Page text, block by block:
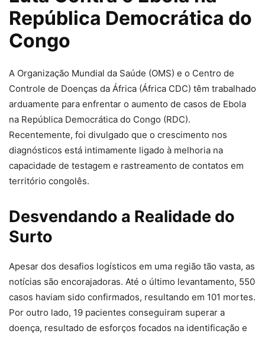
República Democrática do
Congo
A Organização Mundial da Saúde (OMS) e o Centro de
Controle de Doenças da África (África CDC) têm trabalhado
arduamente para enfrentar o aumento de casos de Ebola
na República Democrática do Congo (RDC).
Recentemente, foi divulgado que o crescimento nos
diagnósticos está intimamente ligado à melhoria na
capacidade de testagem e rastreamento de contatos em
território congolês.
Desvendando a Realidade do
Surto
Apesar dos desafios logísticos em uma região tão vasta, as
notícias são encorajadoras. Até o último levantamento, 550
casos haviam sido confirmados, resultando em 101 mortes.
Por outro lado, 19 pacientes conseguiram superar a
doença, resultado de esforços focados na identificação e